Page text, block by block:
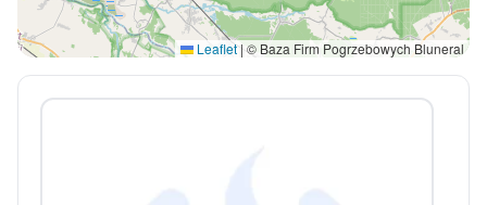
Leaflet |© Baza Firm Pogrzebowych Bluneral